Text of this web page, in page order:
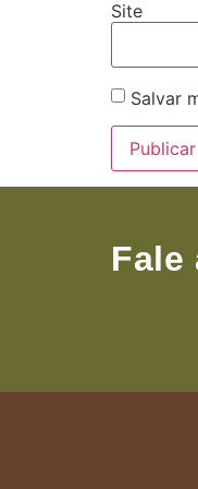
Site
Salvar
Fale